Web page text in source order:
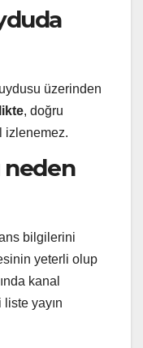
üzerinden
, doğru
izlenemez.
neden
bilgilerini
yeterli olup
kanal
yayın